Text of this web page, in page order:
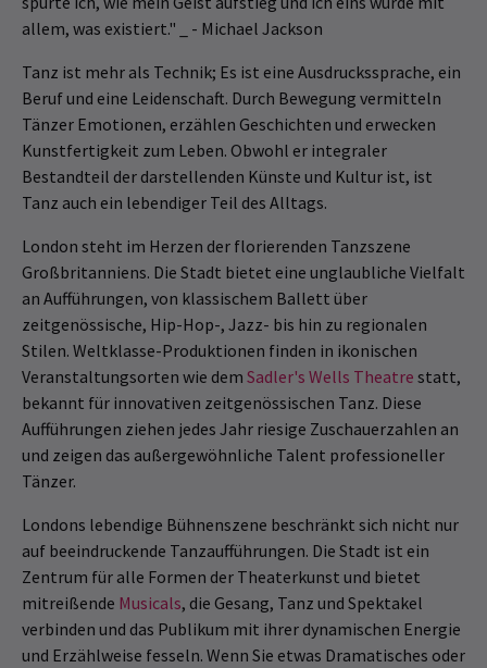
allem, was existiert." _ - Michael Jackson
Tanz ist mehr als Technik; Es ist eine Ausdruckssprache, ein
Beruf und eine Leidenschaft. Durch Bewegung vermitteln
Tänzer Emotionen, erzählen Geschichten und erwecken
Kunstfertigkeit zum Leben. Obwohl er integraler
Bestandteil der darstellenden Künste und Kultur ist, ist
Tanz auch ein lebendiger Teil des Alltags.
London steht im Herzen der florierenden Tanzszene
Großbritanniens. Die Stadt bietet eine unglaubliche Vielfalt
an Aufführungen, von klassischem Ballett über
zeitgenössische, Hip-Hop-, Jazz- bis hin zu regionalen
Stilen. Weltklasse-Produktionen finden in ikonischen
Veranstaltungsorten wie dem Sadler's Wells Theatre statt,
bekannt für innovativen zeitgenössischen Tanz. Diese
Aufführungen ziehen jedes Jahr riesige Zuschauerzahlen an
und zeigen das außergewöhnliche Talent professioneller
Tänzer.
Londons lebendige Bühnenszene beschränkt sich nicht nur
auf beeindruckende Tanzaufführungen. Die Stadt ist ein
Zentrum für alle Formen der Theaterkunst und bietet
mitreißende Musicals, die Gesang, Tanz und Spektakel
verbinden und das Publikum mit ihrer dynamischen Energie
und Erzählweise fesseln. Wenn Sie etwas Dramatisches oder